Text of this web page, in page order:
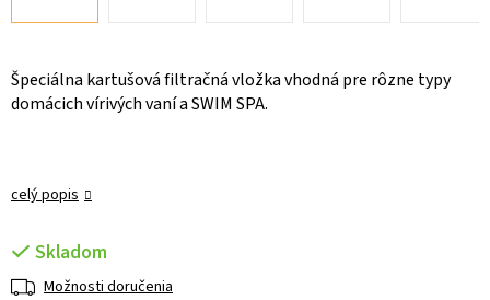
Špeciálna kartušová filtračná vložka vhodná pre rôzne typy
domácich vírivých vaní a SWIM SPA.
celý popis
Skladom
Možnosti doručenia